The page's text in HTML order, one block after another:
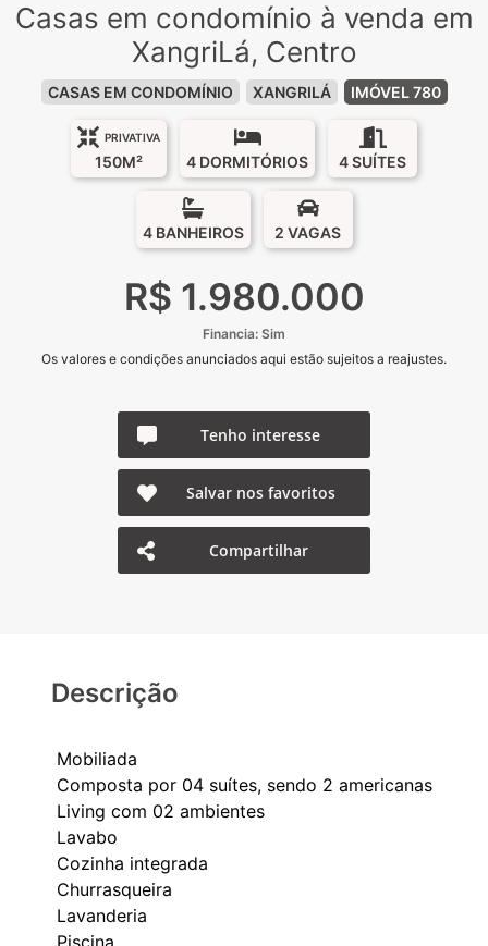
Casas em condomínio à venda em
XangriLá, Centro
CASAS EM CONDOMÍNIO XANGRILÁ IMÓVEL 780
PRIVATIVA
150M² 4 DORMITÓRIOS 4 SUÍTES
4 BANHEIROS 2 VAGAS
R$ 1.980.000
Financia: Sim
Os valores e condições anunciados aqui estão sujeitos a reajustes.
Tenho interesse
Salvar nos favoritos
Compartilhar
Descrição
Mobiliada
Composta por 04 suítes, sendo 2 americanas
Living com 02 ambientes
Lavabo
Cozinha integrada
Churrasqueira
Lavanderia
Piscina